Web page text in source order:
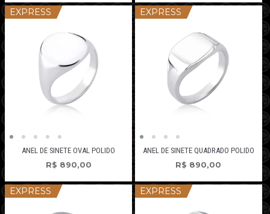
EXPRESS
ANEL DE SINETE OVAL POLIDO
R$ 890,00
EXPRESS
ANEL DE SINETE QUADRADO POLIDO
R$ 890,00
EXPRESS EXPRESS